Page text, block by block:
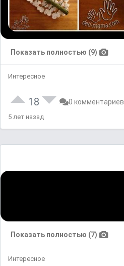
Показать полностью (9)
Интересное
18 0 комментариев
5 лет назад
Показать полностью (7)
Интересное